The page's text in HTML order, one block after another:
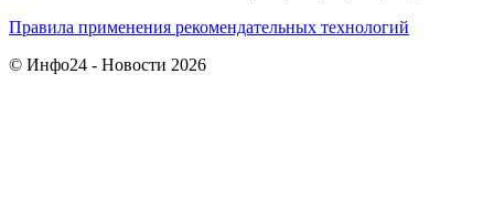
Правила применения рекомендательных технологий
© Инфо24 - Новости 2026